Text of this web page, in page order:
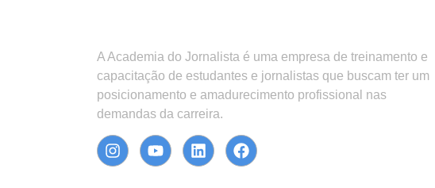
A Academia do Jornalista é uma empresa de treinamento e
capacitação de estudantes e jornalistas que buscam ter um
posicionamento e amadurecimento profissional nas
demandas da carreira.